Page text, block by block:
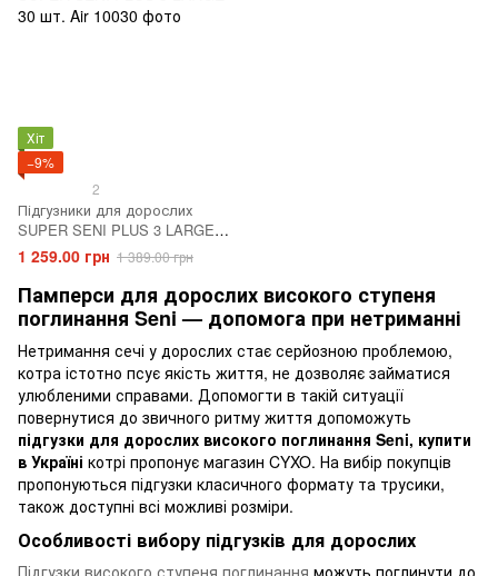
Хіт
−9%
2
Підгузники для дорослих
SUPER SENI PLUS 3 LARGE
30 шт. Air
1 259.00 грн 1 389.00 грн
Памперси для дорослих високого ступеня
поглинання Seni — допомога при нетриманні
Нетримання сечі у дорослих стає серйозною проблемою,
котра істотно псує якість життя, не дозволяє займатися
улюбленими справами. Допомогти в такій ситуації
повернутися до звичного ритму життя допоможуть
підгузки для дорослих високого поглинання Seni, купити
в Україні котрі пропонує магазин CYXO. На вибір покупців
пропонуються підгузки класичного формату та трусики,
також доступні всі можливі розміри.
Особливості вибору підгузків для дорослих